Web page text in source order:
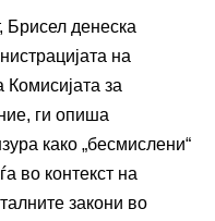
Брисел денеска
на
за
ги опиша
како „бесмислени“
во контекст на
закони во